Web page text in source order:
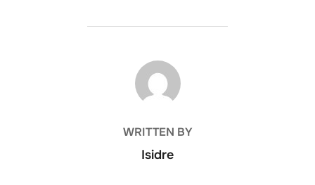
POST AUTHOR
WRITTEN BY
Isidre